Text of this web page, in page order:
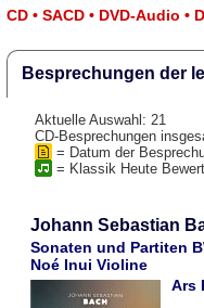
CD • SACD • DVD-Audio •
Besprechungen der
Aktuelle Auswahl: 21
CD-Besprechungen
= Datum der
= Klassik Heute
Johann Sebastian
Sonaten und Partiten
Noé Inui Violine
Ars